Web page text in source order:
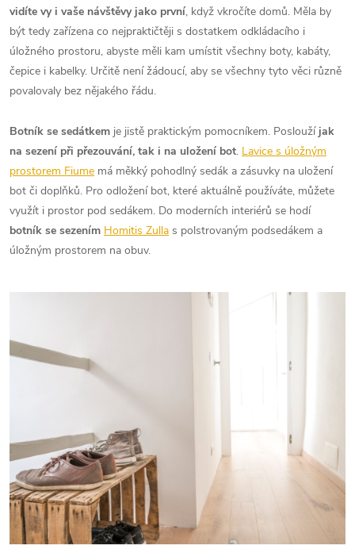
vidíte vy i vaše návštěvy jako první, když vkročíte domů. Měla by
být tedy zařízena co nejpraktičtěji s dostatkem odkládacího i
úložného prostoru, abyste měli kam umístit všechny boty, kabáty,
čepice i kabelky. Určitě není žádoucí, aby se všechny tyto věci různě
povalovaly bez nějakého řádu.
Botník se sedátkem je jistě praktickým pomocníkem. Posloužíjak
na sezení při přezouvání, tak i na uložení bot. Lavice s úložným
prostorem Fiume má měkký pohodlný sedák a zásuvky na uložení
bot či doplňků. Pro odložení bot, které aktuálně používáte, můžete
využít i prostor pod sedákem. Do moderních interiérů se hodí
botník se sezením Homitis Zulla s polstrovaným podsedákem a
úložným prostorem na obuv.